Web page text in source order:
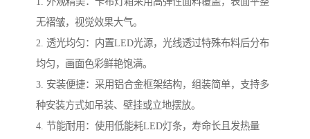
无褶皱，视觉效果大气。
2. 透光均匀：内置LED光源，光线透过特殊布料后分布
均匀，画面色彩鲜艳饱满。
3. 安装便捷：采用铝合金框架结构，组装简单，支持多
种安装方式如吊装、壁挂或立地摆放。
4. 节能耐用：使用低能耗LED灯条，寿命长且发热量